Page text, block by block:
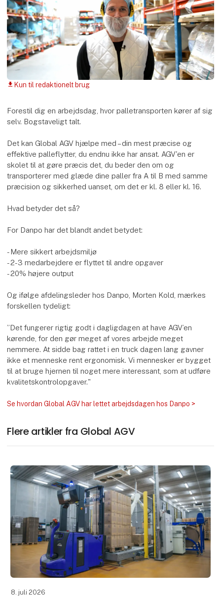
download Kun til redaktionelt brug
Forestil dig en arbejdsdag, hvor palletransporten kører af sig
selv. Bogstaveligt talt.
Det kan Global AGV hjælpe med – din mest præcise og
effektive palleflytter, du endnu ikke har ansat. AGV'en er
skolet til at gøre præcis det, du beder den om og
transporterer med glæde dine paller fra A til B med samme
præcision og sikkerhed uanset, om det er kl. 8 eller kl. 16.
Hvad betyder det så?
For Danpo har det blandt andet betydet:
- Mere sikkert arbejdsmiljø
- 2-3 medarbejdere er flyttet til andre opgaver
- 20% højere output
Og ifølge afdelingsleder hos Danpo, Morten Kold, mærkes
forskellen tydeligt:
”Det fungerer rigtig godt i dagligdagen at have AGV’en
kørende, for den gør meget af vores arbejde meget
nemmere. At sidde bag rattet i en truck dagen lang gavner
ikke et menneske rent ergonomisk. Vi mennesker er bygget
til at bruge hjernen til noget mere interessant, som at udføre
kvalitetskontrolopgaver."
Se hvordan Global AGV har lettet arbejdsdagen hos Danpo >
Flere artikler fra Global AGV
8. juli 2026